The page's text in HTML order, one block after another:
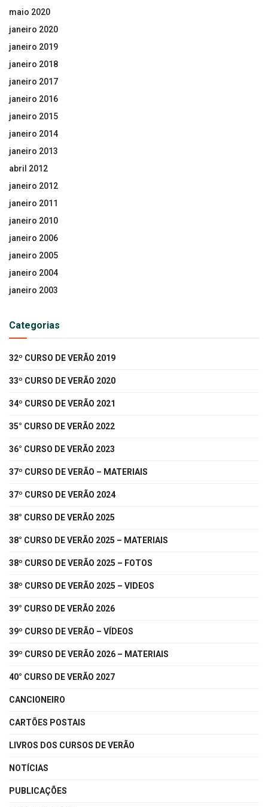
maio 2020
janeiro 2020
janeiro 2019
janeiro 2018
janeiro 2017
janeiro 2016
janeiro 2015
janeiro 2014
janeiro 2013
abril 2012
janeiro 2012
janeiro 2011
janeiro 2010
janeiro 2006
janeiro 2005
janeiro 2004
janeiro 2003
Categorias
32º CURSO DE VERÃO 2019
33º CURSO DE VERÃO 2020
34º CURSO DE VERÃO 2021
35° CURSO DE VERÃO 2022
36° CURSO DE VERÃO 2023
37º CURSO DE VERÃO – MATERIAIS
37º CURSO DE VERÃO 2024
38° CURSO DE VERÃO 2025
38° CURSO DE VERÃO 2025 – MATERIAIS
38º CURSO DE VERÃO 2025 – FOTOS
38º CURSO DE VERÃO 2025 – VIDEOS
39° CURSO DE VERÃO 2026
39º CURSO DE VERÃO – VÍDEOS
39º CURSO DE VERÃO 2026 – MATERIAIS
40° CURSO DE VERÃO 2027
CANCIONEIRO
CARTÕES POSTAIS
LIVROS DOS CURSOS DE VERÃO
NOTÍCIAS
PUBLICAÇÕES